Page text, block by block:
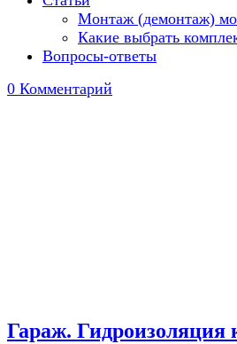
Монтаж (демонтаж)
Какие выбрать
Вопросы-ответы
0 Комментарий
Гараж.